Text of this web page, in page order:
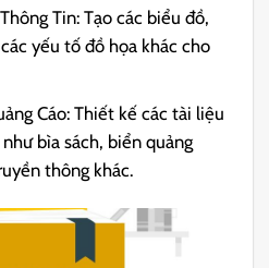
Tin: Tạo các biểu đồ,
yếu tố đồ họa khác cho
Cáo: Thiết kế các tài liệu
bìa sách, biển quảng
thông khác.